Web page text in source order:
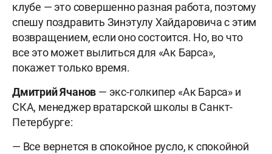
клубе — это совершенно разная работа, поэтому
спешу поздравить Зинэтулу Хайдаровича с этим
возвращением, если оно состоится. Но, во что
все это может вылиться для «Ак Барса»,
покажет только время.
Дмитрий Ячанов — экс-голкипер «Ак Барса» и
СКА, менеджер вратарской школы в Санкт-
Петербурге:
— Все вернется в спокойное русло, к спокойной